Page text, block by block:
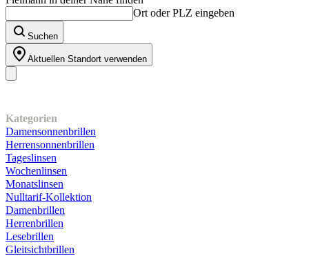
Ort oder PLZ eingeben
Suchen
Aktuellen Standort verwenden
Kategorien
Damensonnenbrillen
Herrensonnenbrillen
Tageslinsen
Wochenlinsen
Monatslinsen
Nulltarif-Kollektion
Damenbrillen
Herrenbrillen
Lesebrillen
Gleitsichtbrillen